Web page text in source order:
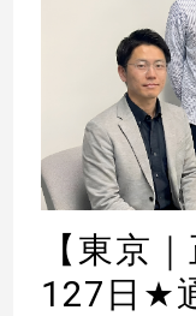
【東京
127日 ★